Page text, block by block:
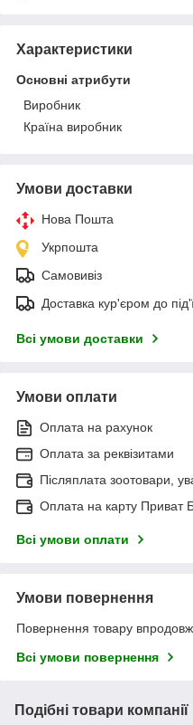
Характеристики
Основні атрибути
Виробник
Країна виробник
Умови доставки
Нова Пошта
Укрпошта
Самовивіз
Доставка кур'єром до
Всі умови доставки
Умови оплати
Оплата на рахунок
Оплата за реквізитами
Післяплата зоотовари,
Оплата на карту Приват
Всі умови оплати
Умови повернення
Повернення товару
Всі умови повернення
Подібні товари компанії